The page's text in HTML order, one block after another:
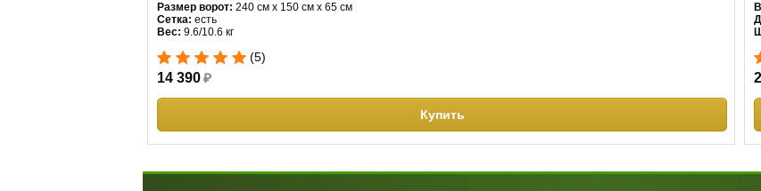
Размер ворот: 240 см х 150 см х 65 см
Сетка: есть
Вес: 9.6/10.6 кг
(5)
14 390₽
Купить